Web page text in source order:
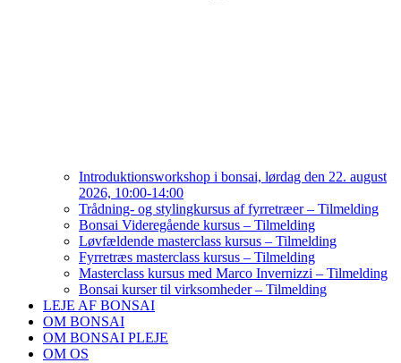
Introduktionsworkshop i bonsai, lørdag den 22. august
2026, 10:00-14:00
Trådning- og stylingkursus af fyrretræer – Tilmelding
Bonsai Videregående kursus – Tilmelding
Løvfældende masterclass kursus – Tilmelding
Fyrretræs masterclass kursus – Tilmelding
Masterclass kursus med Marco Invernizzi – Tilmelding
Bonsai kurser til virksomheder – Tilmelding
LEJE AF BONSAI
OM BONSAI
OM BONSAI PLEJE
OM OS